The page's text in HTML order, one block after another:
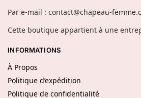
Par e-mail : contact@chapeau-
Cette boutique appartient à une
INFORMATIONS
À Propos
Politique d’expédition
Politique de confidentialité